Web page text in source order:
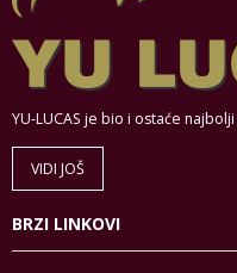
YU-LUCAS je bio i ostaće
VIDI JOŠ
BRZI LINKOVI